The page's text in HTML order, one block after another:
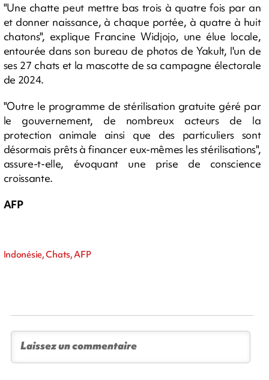
"Une chatte peut mettre bas trois à quatre fois par an
et donner naissance, à chaque portée, à quatre à huit
chatons", explique Francine Widjojo, une élue locale,
entourée dans son bureau de photos de Yakult, l'un de
ses 27 chats et la mascotte de sa campagne électorale
de 2024.
"Outre le programme de stérilisation gratuite géré par
le gouvernement, de nombreux acteurs de la
protection animale ainsi que des particuliers sont
désormais prêts à financer eux-mêmes les stérilisations",
assure-t-elle, évoquant une prise de conscience
croissante.
AFP
Indonésie, Chats, AFP